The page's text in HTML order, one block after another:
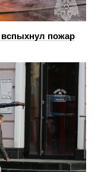
вспыхнул пожар